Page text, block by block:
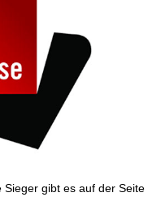
Sieger gibt es auf der Seite